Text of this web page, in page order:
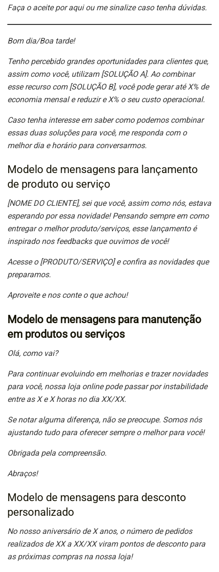
Faça o aceite por aqui ou me sinalize caso tenha dúvidas.
Bom dia/Boa tarde!
Tenho percebido grandes oportunidades para clientes que,
assim como você, utilizam [SOLUÇÃO A]. Ao combinar
esse recurso com [SOLUÇÃO B], você pode gerar até X% de
economia mensal e reduzir e X% o seu custo operacional.
Caso tenha interesse em saber como podemos combinar
essas duas soluções para você, me responda com o
melhor dia e horário para conversarmos.
Modelo de mensagens para lançamento
de produto ou serviço
[NOME DO CLIENTE], sei que você, assim como nós, estava
esperando por essa novidade! Pensando sempre em como
entregar o melhor produto/serviços, esse lançamento é
inspirado nos feedbacks que ouvimos de você!
Acesse o [PRODUTO/SERVIÇO] e confira as novidades que
preparamos.
Aproveite e nos conte o que achou!
Modelo de mensagens para manutenção
em produtos ou serviços
Olá, como vai?
Para continuar evoluindo em melhorias e trazer novidades
para você, nossa loja online pode passar por instabilidade
entre as X e X horas no dia XX/XX.
Se notar alguma diferença, não se preocupe. Somos nós
ajustando tudo para oferecer sempre o melhor para você!
Obrigada pela compreensão.
Abraços!
Modelo de mensagens para desconto
personalizado
No nosso aniversário de X anos, o número de pedidos
realizados de XX a XX/XX viram pontos de desconto para
as próximas compras na nossa loja!